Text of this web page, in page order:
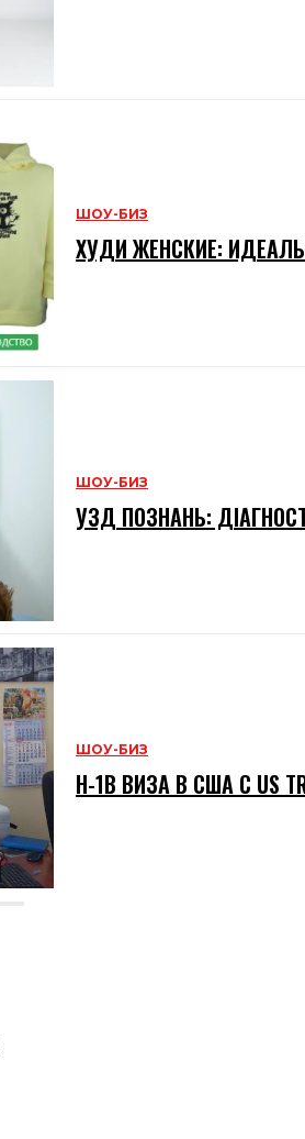
ШОУ-БИЗ
ХУДИ ЖЕНСКИЕ:
ШОУ-БИЗ
УЗД ПОЗНАНЬ:
ШОУ-БИЗ
H-1B ВИЗА В США С US